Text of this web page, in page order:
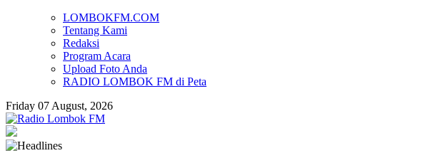
LOMBOKFM.COM
Tentang Kami
Redaksi
Program Acara
Upload Foto Anda
RADIO LOMBOK FM di Peta
Friday 07 August, 2026